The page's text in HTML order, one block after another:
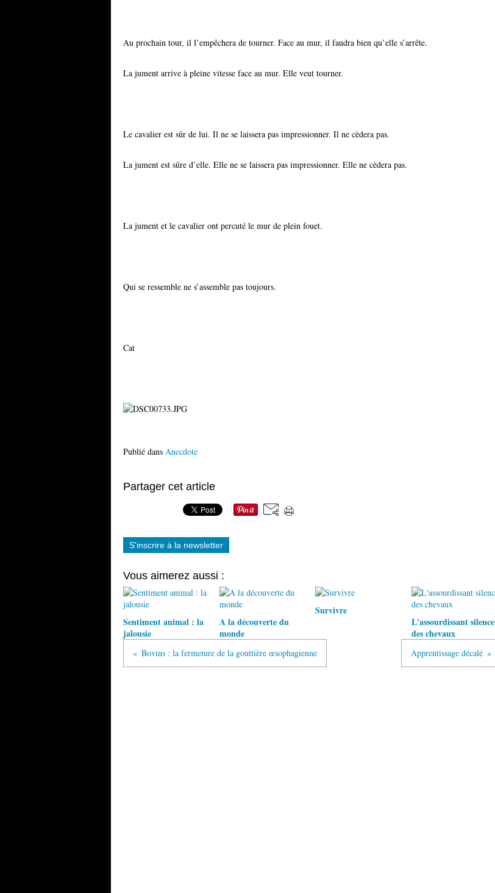
Au prochain tour, il l’empêchera de tourner. Face au mur, il faudra bien qu’elle s’arrête.
La jument arrive à pleine vitesse face au mur. Elle veut tourner.
Le cavalier est sûr de lui. Il ne se laissera pas impressionner. Il ne cèdera pas.
La jument est sûre d’elle. Elle ne se laissera pas impressionner. Elle ne cèdera pas.
La jument et le cavalier ont percuté le mur de plein fouet.
Qui se ressemble ne s’assemble pas toujours.
Cat
Publié dans Anecdote
Partager cet article
S'inscrire à la newsletter
Vous aimerez aussi :
Sentiment animal : la
jalousie
A la découverte du
monde
Survivre
L'assourdissant silence
des chevaux
Bovins : la fermeture de la gouttière œsophagienne Apprentissage décalé